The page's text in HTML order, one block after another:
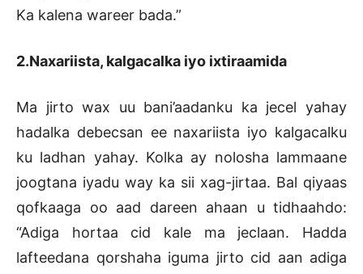
Ka kalena wareer bada.”
2.Naxariista, kalgacalka iyo ixtiraamida
Ma jirto wax uu bani’aadanku ka jecel yahay
hadalka debecsan ee naxariista iyo kalgacalku
ku ladhan yahay. Kolka ay nolosha lammaane
joogtana iyadu way ka sii xag-jirtaa. Bal qiyaas
qofkaaga oo aad dareen ahaan u tidhaahdo:
“Adiga hortaa cid kale ma jeclaan. Hadda
lafteedana qorshaha iguma jirto cid aan adiga